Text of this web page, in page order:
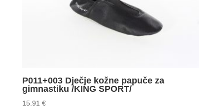
P011+003 Dječje kožne papuče za
gimnastiku /KING SPORT/
15.91 €